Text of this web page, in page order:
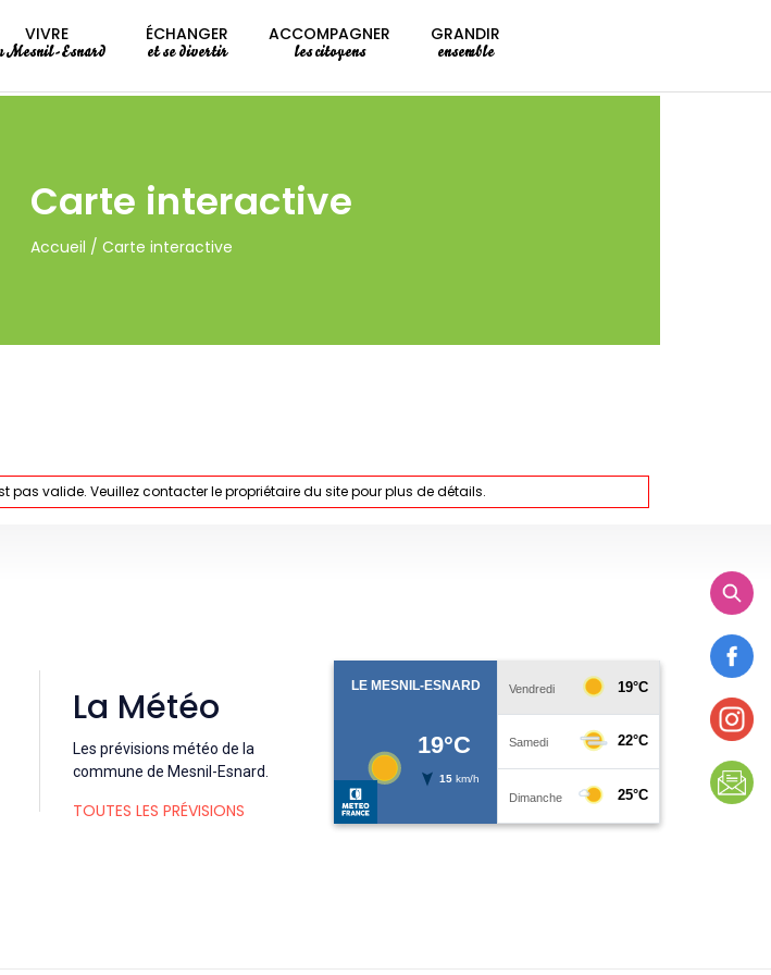
VIVRE
Mesnil-Esnard
ÉCHANGER
et se divertir
ACCOMPAGNER
les citoyens
GRANDIR
ensemble
Carte interactive
Accueil / Carte interactive
pas valide. Veuillez contacter le propriétaire du site pour plus de détails.
La Météo
Les prévisions météo de la
commune de Mesnil-Esnard.
TOUTES LES PRÉVISIONS